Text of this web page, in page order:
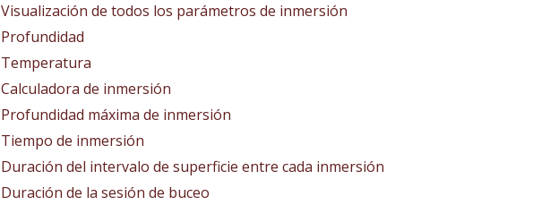
Visualización de todos los parámetros de inmersión
Profundidad
Temperatura
Calculadora de inmersión
Profundidad máxima de inmersión
Tiempo de inmersión
Duración del intervalo de superficie entre cada inmersión
Duración de la sesión de buceo